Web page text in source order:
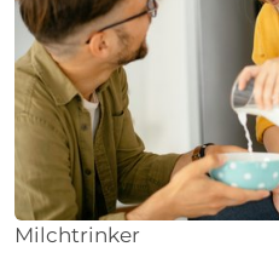
Milchtrinker